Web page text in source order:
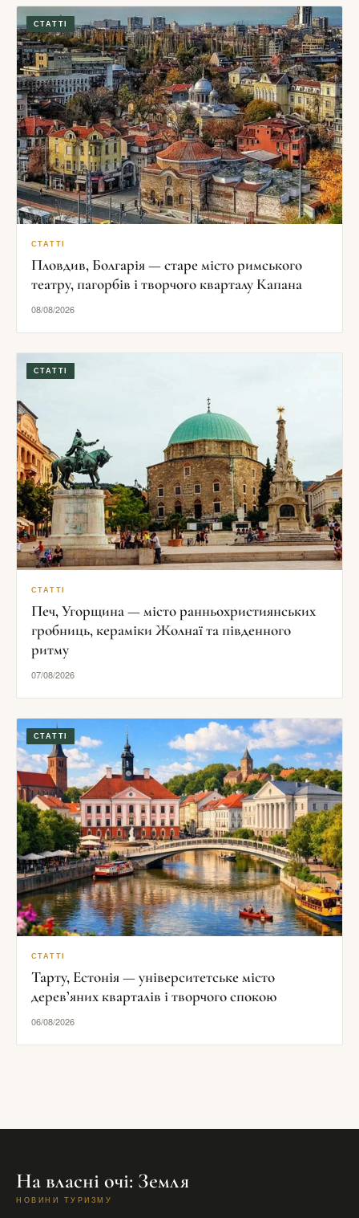
СТАТТІ
СТАТТІ
Пловдив, Болгарія — старе місто римського
театру, пагорбів і творчого кварталу Капана
08/08/2026
СТАТТІ
СТАТТІ
Печ, Угорщина — місто ранньохристиянських
гробниць, кераміки Жолнаї та південного
ритму
07/08/2026
СТАТТІ
СТАТТІ
Тарту, Естонія — університетське місто
дерев’яних кварталів і творчого спокою
06/08/2026
На власні очі: Земля
НОВИНИ ТУРИЗМУ